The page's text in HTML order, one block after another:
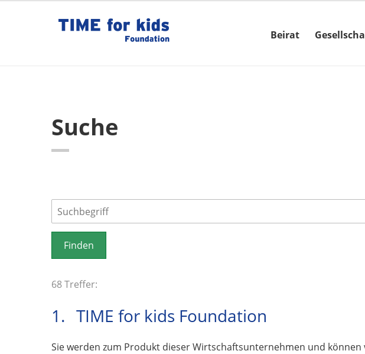
Beirat
Suche
68 Treffer:
1. TIME for kids Foundation
Sie werden zum Produkt dieser Wirtschaftsunternehmen und